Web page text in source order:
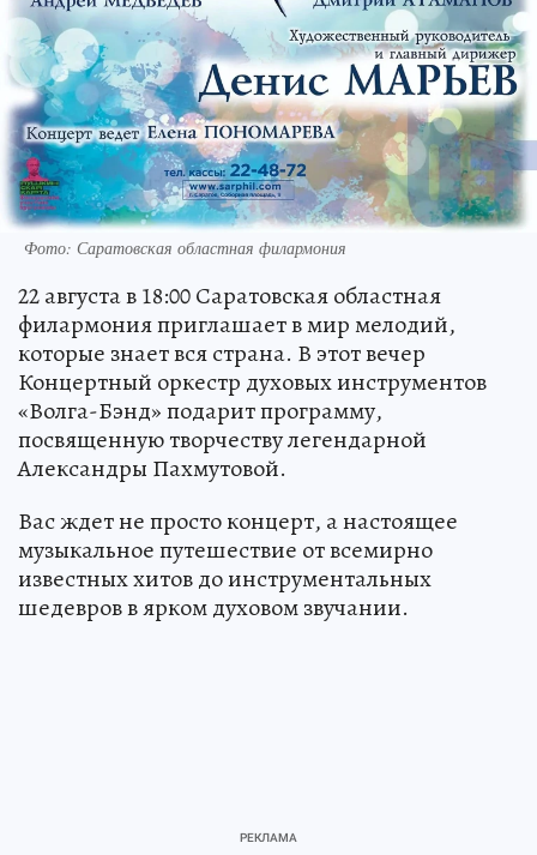
Фото: Саратовская областная филармония
22 августа в 18:00 Саратовская областная
филармония приглашает в мир мелодий,
которые знает вся страна. В этот вечер
Концертный оркестр духовых инструментов
«Волга-Бэнд» подарит программу,
посвященную творчеству легендарной
Александры Пахмутовой.
Вас ждет не просто концерт, а настоящее
музыкальное путешествие от всемирно
известных хитов до инструментальных
шедевров в ярком духовом звучании.